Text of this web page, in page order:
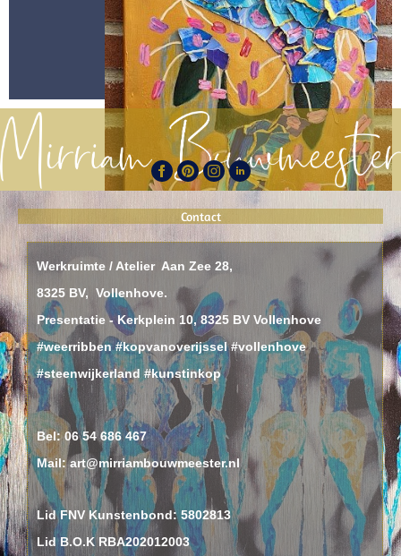
Contact
Werkruimte / Atelier Aan Zee 28,
8325 BV, Vollenhove.
Presentatie - Kerkplein 10, 8325 BV Vollenhove
#weerribben #kopvanoverijssel #vollenhove
#steenwijkerland #kunstinkop
Bel:06 54 686 467
Mail: art@mirriambouwmeester.nl
Lid FNV Kunstenbond: 5802813
Lid B.O.K RBA202012003